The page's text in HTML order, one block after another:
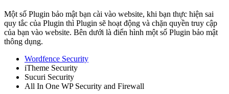
Một số Plugin bảo mật bạn cài vào website, khi bạn thực hiện sai
quy tắc của Plugin thì Plugin sẽ hoạt động và chặn quyền truy cập
của bạn vào website. Bên dưới là điển hình một số Plugin bảo mật
thông dụng.
Wordfence Security
iTheme Security
Sucuri Security
All In One WP Security and Firewall